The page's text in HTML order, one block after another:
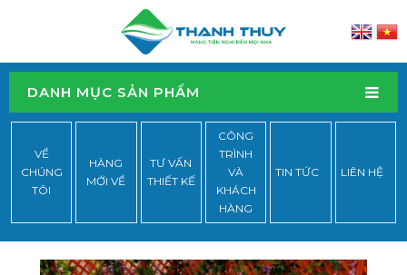
DANH MỤC SẢN PHẨM
VỀ
CHÚNG
TÔI
HÀNG
MỚI VỀ
TƯ VẤN
THIẾT KẾ
CÔNG
TRÌNH
VÀ
KHÁCH
HÀNG
TIN TỨC LIÊN HỆ